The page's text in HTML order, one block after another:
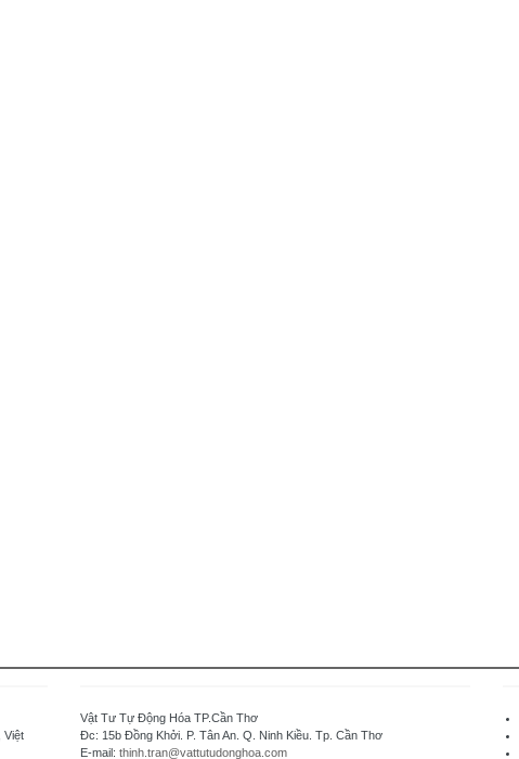
Việt
Vật Tư Tự Động Hóa TP.Cần Thơ
Đc: 15b Đồng Khởi. P. Tân An. Q. Ninh Kiều. Tp. Cần Thơ
E-mail: thinh.tran@vattutudonghoa.com